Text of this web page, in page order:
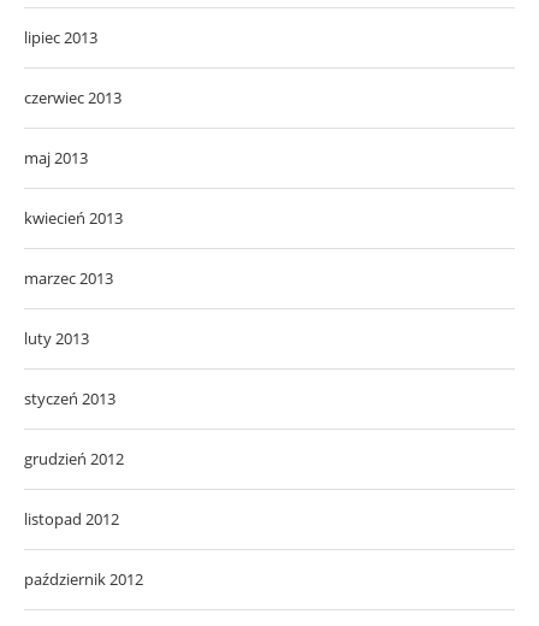
lipiec 2013
czerwiec 2013
maj 2013
kwiecień 2013
marzec 2013
luty 2013
styczeń 2013
grudzień 2012
listopad 2012
październik 2012